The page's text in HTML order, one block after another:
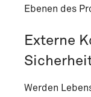
Ebenen des
Externe
Werden